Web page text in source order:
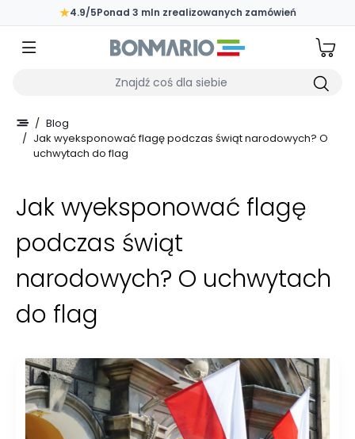
Przejdź do głównej zawartości strony
★4.9/5Ponad 3 mln zrealizowanych zamówień
Wpisz czego szukasz
/ Blog
/ Jak wyeksponować flagę podczas świąt narodowych? O
uchwytach do flag
Jak wyeksponować flagę
podczas świąt
narodowych? O uchwytach
do flag